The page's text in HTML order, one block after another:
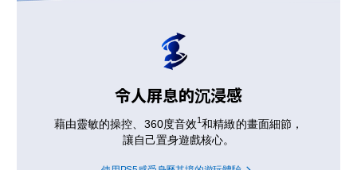
令人屏息的沉浸感
藉由靈敏的操控、360度音效1和精緻的畫面細節，
讓自己置身遊戲核心。